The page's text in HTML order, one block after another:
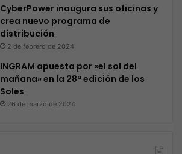
CyberPower inaugura sus oficinas y
crea nuevo programa de
distribución
2 de febrero de 2024
INGRAM apuesta por «el sol del
mañana» en la 28ª edición de los
Soles
26 de marzo de 2024